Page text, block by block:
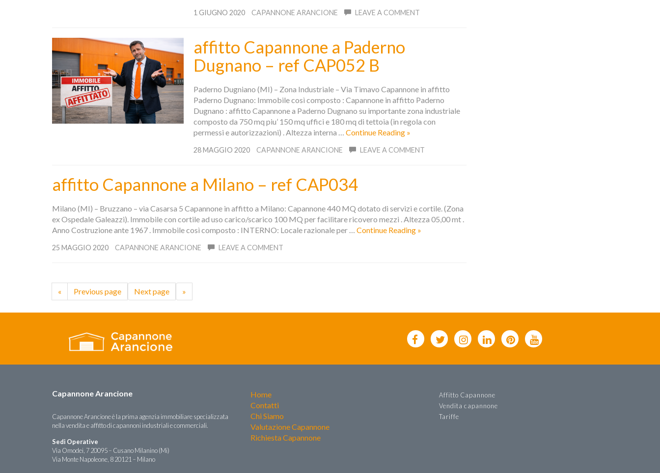
1 GIUGNO 2020 CAPANNONE ARANCIONE LEAVE A COMMENT
affitto Capannone a Paderno
Dugnano – ref CAP052 B
Paderno Dugniano (MI) – Zona Industriale – Via Timavo Capannone in affitto
Paderno Dugnano: Immobile così composto : Capannone in affitto Paderno
Dugnano : affitto Capannone a Paderno Dugnano su importante zona industriale
composto da 750 mq piu’ 150 mq uffici e 180 mq di tettoia (in regola con
permessi e autorizzazioni) . Altezza interna … Continue Reading »
28 MAGGIO 2020 CAPANNONE ARANCIONE LEAVE A COMMENT
affitto Capannone a Milano – ref CAP034
Milano (MI) – Bruzzano – via Casarsa 5 Capannone in affitto a Milano: Capannone 440 MQ dotato di servizi e cortile. (Zona
ex Ospedale Galeazzi). Immobile con cortile ad uso carico/scarico 100 MQ per facilitare ricovero mezzi . Altezza 05,00 mt .
Anno Costruzione ante 1967 . Immobile così composto : INTERNO: Locale razionale per … Continue Reading »
25 MAGGIO 2020 CAPANNONE ARANCIONE LEAVE A COMMENT
Next page »
« Previous page
Capannone Arancione
Capannone Arancione è la prima agenzia immobiliare specializzata
nella vendita e affitto di capannoni industriali e commerciali.
Sedi Operative
Via Omodei, 7 20095 – Cusano Milanino (Mi)
Via Monte Napoleone, 8 20121 – Milano
Home
Contatti
Chi Siamo
Valutazione Capannone
Richiesta Capannone
Affitto Capannone
Vendita capannone
Tariffe